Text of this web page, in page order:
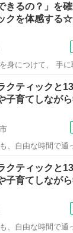
きるの？」を
クを体感する
身につけて、 手
...
クティックと
子育てしなが
、自由な時間で通
物の癒す技術”を
ます。 －受講できる講座－
クティックと
子育てしなが
、自由な時間で通